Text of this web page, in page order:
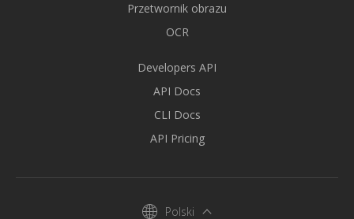
Przetwornik obrazu
OCR
Developers API
API Docs
CLI Docs
API Pricing
Polski